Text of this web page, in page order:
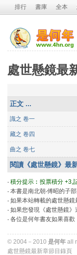
排行 書庫 全本
處世懸鏡最
正文 ...
識之 卷一
藏之 卷四
曲之 卷七
閱讀《處世懸鏡》最
‧ 積分提示︰投票積分 +3,
‧ 本書是南北朝‧傅昭的子
‧ 如果本站轉載的處世懸
‧ 如果您發現《處世懸鏡
‧ 各位是何年書友如果喜
© 2004－2010 是何年 all
處世懸鏡最新章節目錄頁